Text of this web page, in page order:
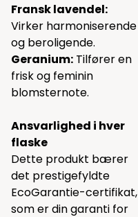
Fransk lavendel:
Virker harmoniserende
og beroligende.
Geranium: Tilfører en
frisk og feminin
blomsternote.
Ansvarlighed i hver
flaske
Dette produkt bærer
det prestigefyldte
EcoGarantie-certifikat,
som er din garanti for